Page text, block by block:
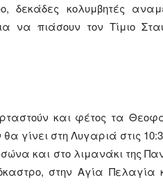
δεκάδες κολυμβητές
να πιάσουν τον Τίμιο
και φέτος τα
γίνει στη Λυγαριά στις
και στο λιμανάκι της
στην Αγία Πελαγία